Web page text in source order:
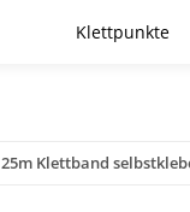
Klettpunkte
25m Klettband